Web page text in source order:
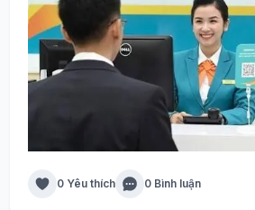
0 Yêu thích 0 Bình luận